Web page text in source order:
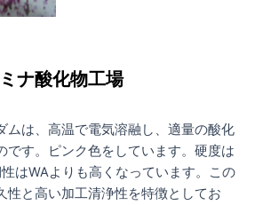
ナ酸化物工場
ムは、高温で電気溶融し、適量の酸化
です。ピンク色をしています。硬度は
はWAよりも高くなっています。この
性と高い加工清浄性を特徴としてお